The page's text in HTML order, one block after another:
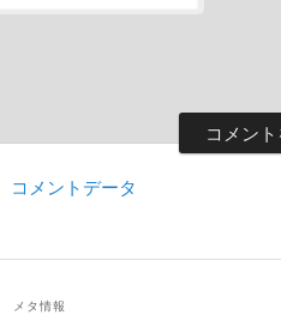
コメントデータ
メタ情報